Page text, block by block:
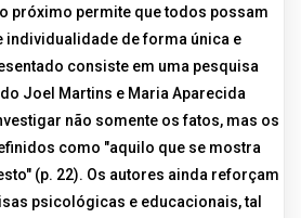
próximo permite que todos possam
individualidade de forma única e
consiste em uma pesquisa
Joel Martins e Maria Aparecida
não somente os fatos, mas os
como "aquilo que se mostra
(p. 22). Os autores ainda reforçam
psicológicas e educacionais, tal